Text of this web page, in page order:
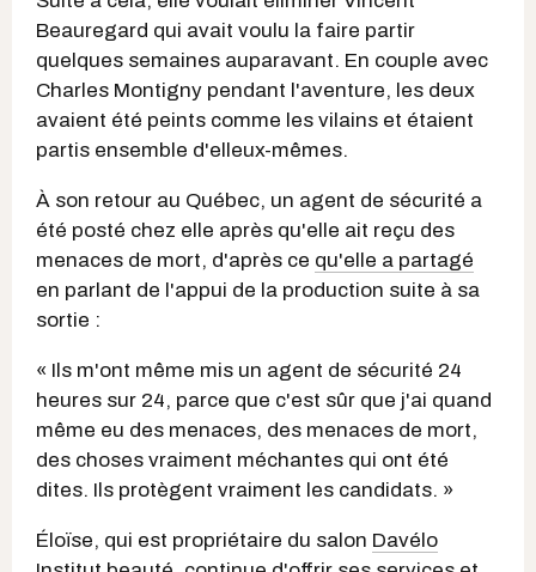
Beauregard qui avait voulu la faire partir
quelques semaines auparavant. En couple avec
Charles Montigny pendant l'aventure, les deux
avaient été peints comme les vilains et étaient
partis ensemble d'elleux-mêmes.
À son retour au Québec, un agent de sécurité a
été posté chez elle après qu'elle ait reçu des
menaces de mort, d'après ce qu'elle a partagé
en parlant de l'appui de la production suite à sa
sortie :
« Ils m'ont même mis un agent de sécurité 24
heures sur 24, parce que c'est sûr que j'ai quand
même eu des menaces, des menaces de mort,
des choses vraiment méchantes qui ont été
dites. Ils protègent vraiment les candidats. »
Éloïse, qui est propriétaire du salon Davélo